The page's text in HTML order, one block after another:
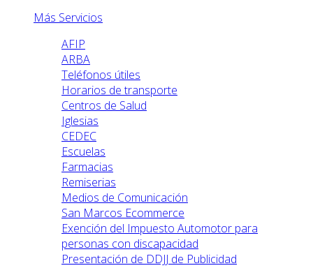
Más Servicios
AFIP
ARBA
Teléfonos útiles
Horarios de transporte
Centros de Salud
Iglesias
CEDEC
Escuelas
Farmacias
Remiserias
Medios de Comunicación
San Marcos Ecommerce
Exención del Impuesto Automotor para
personas con discapacidad
Presentación de DDJJ de Publicidad